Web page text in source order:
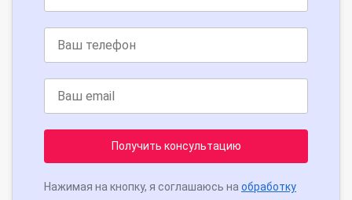
Получить консультацию
Нажимая на кнопку, я соглашаюсь на обработку